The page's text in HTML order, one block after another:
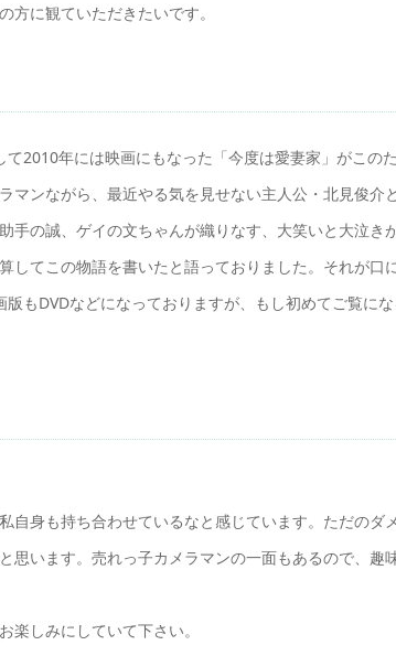
方に観ていただきたいです。
2010年には映画にもなった「今度は愛妻家」がこの
マンながら、最近やる気を見せない主人公・北見俊
手の誠、ゲイの文ちゃんが織りなす、大笑いと大泣き
してこの物語を書いたと語っておりました。それが口
もDVDなどになっておりますが、もし初めてご覧に
自身も持ち合わせているなと感じています。ただのダ
思います。売れっ子カメラマンの一面もあるので、趣
楽しみにしていて下さい。